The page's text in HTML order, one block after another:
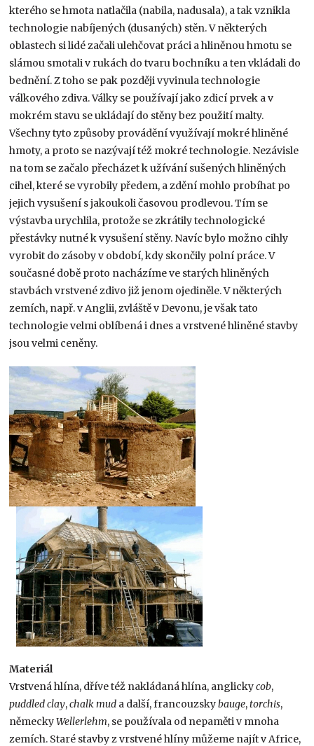
kterého se hmota natlačila (nabila, nadusala), a tak vznikla
technologie nabíjených (dusaných) stěn. V některých
oblastech si lidé začali ulehčovat práci a hliněnou hmotu se
slámou smotali v rukách do tvaru bochníku a ten vkládali do
bednění. Z toho se pak později vyvinula technologie
válkového zdiva. Války se používají jako zdicí prvek a v
mokrém stavu se ukládají do stěny bez použití malty.
Všechny tyto způsoby provádění využívají mokré hliněné
hmoty, a proto se nazývají též mokré technologie. Nezávisle
na tom se začalo přecházet k užívání sušených hliněných
cihel, které se vyrobily předem, a zdění mohlo probíhat po
jejich vysušení s jakoukoli časovou prodlevou. Tím se
výstavba urychlila, protože se zkrátily technologické
přestávky nutné k vysušení stěny. Navíc bylo možno cihly
vyrobit do zásoby v období, kdy skončily polní práce. V
současné době proto nacházíme ve starých hliněných
stavbách vrstvené zdivo již jenom ojediněle. V některých
zemích, např. v Anglii, zvláště v Devonu, je však tato
technologie velmi oblíbená i dnes a vrstvené hliněné stavby
jsou velmi ceněny.
Materiál
Vrstvená hlína, dříve též nakládaná hlína, anglickycob,
puddled clay,chalk mud a další, francouzskybauge,torchis,
německyWellerlehm, se používala od nepaměti v mnoha
zemích. Staré stavby z vrstvené hlíny můžeme najít v Africe,